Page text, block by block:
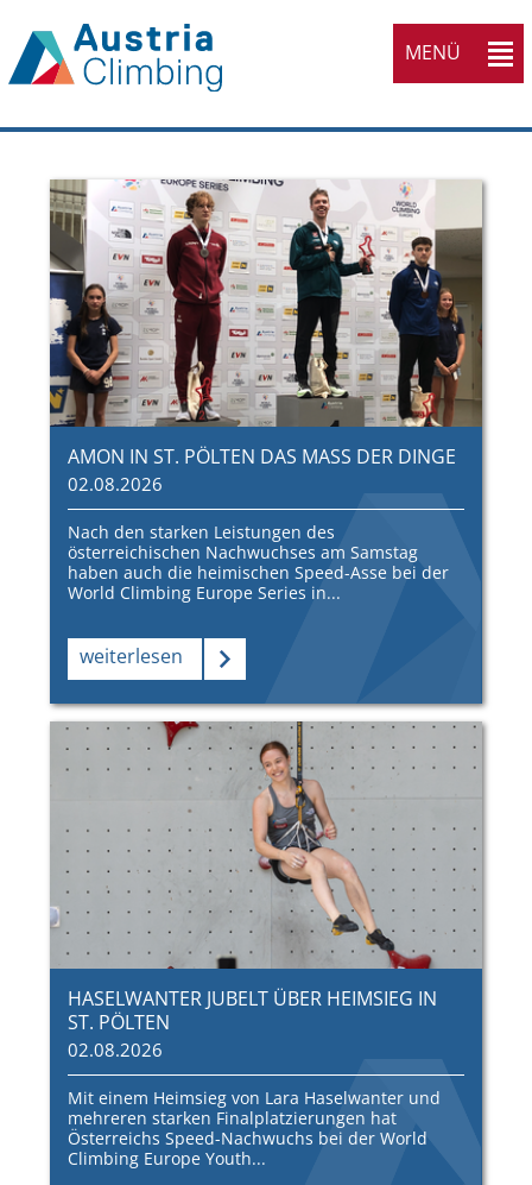
MENÜ
AMON IN ST. PÖLTEN DAS MASS DER DINGE
02.08.2026
Nach den starken Leistungen des
österreichischen Nachwuchses am Samstag
haben auch die heimischen Speed-Asse bei der
World Climbing Europe Series in...
weiterlesen
HASELWANTER JUBELT ÜBER HEIMSIEG IN
ST. PÖLTEN
02.08.2026
Mit einem Heimsieg von Lara Haselwanter und
mehreren starken Finalplatzierungen hat
Österreichs Speed-Nachwuchs bei der World
Climbing Europe Youth...